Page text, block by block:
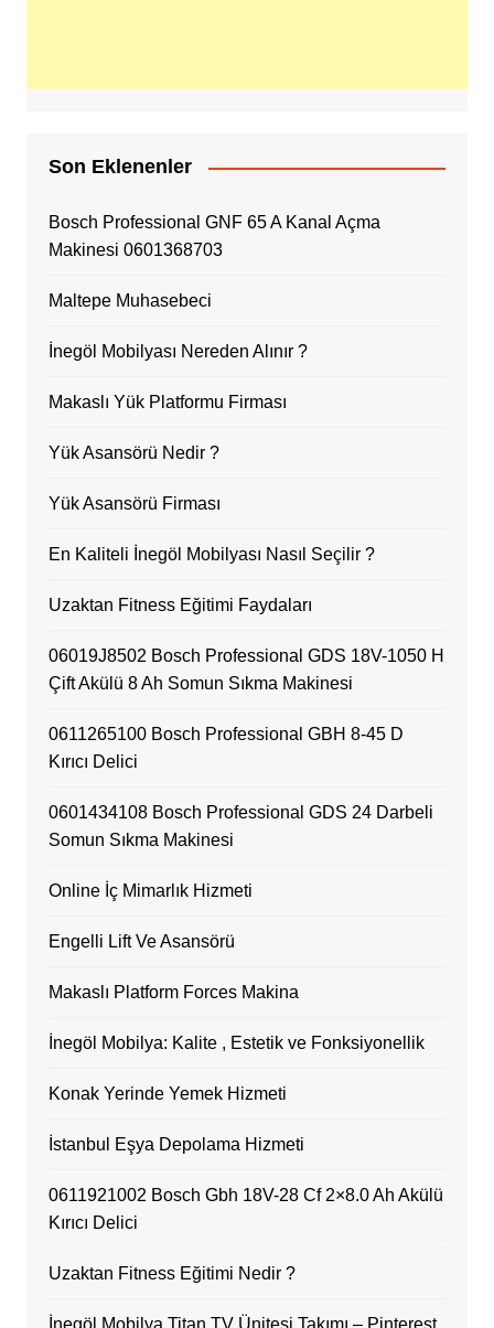
Son Eklenenler
Bosch Professional GNF 65 A Kanal Açma
Makinesi 0601368703
Maltepe Muhasebeci
İnegöl Mobilyası Nereden Alınır ?
Makaslı Yük Platformu Firması
Yük Asansörü Nedir ?
Yük Asansörü Firması
En Kaliteli İnegöl Mobilyası Nasıl Seçilir ?
Uzaktan Fitness Eğitimi Faydaları
06019J8502 Bosch Professional GDS 18V-1050 H
Çift Akülü 8 Ah Somun Sıkma Makinesi
0611265100 Bosch Professional GBH 8-45 D
Kırıcı Delici
0601434108 Bosch Professional GDS 24 Darbeli
Somun Sıkma Makinesi
Online İç Mimarlık Hizmeti
Engelli Lift Ve Asansörü
Makaslı Platform Forces Makina
İnegöl Mobilya: Kalite , Estetik ve Fonksiyonellik
Konak Yerinde Yemek Hizmeti
İstanbul Eşya Depolama Hizmeti
0611921002 Bosch Gbh 18V-28 Cf 2×8.0 Ah Akülü
Kırıcı Delici
Uzaktan Fitness Eğitimi Nedir ?
İnegöl Mobilya Titan TV Ünitesi Takımı – Pinterest